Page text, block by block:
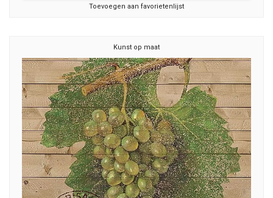
Toevoegen aan favorietenlijst
Kunst op maat